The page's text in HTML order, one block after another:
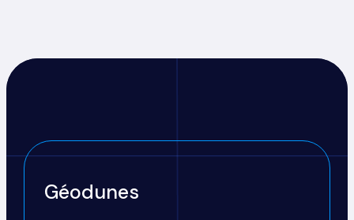
Géodunes